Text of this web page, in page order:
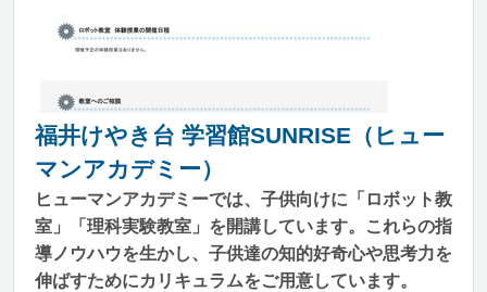
福井けやき台 学習館SUNRISE（ヒュー
マンアカデミー）
ヒューマンアカデミーでは、子供向けに「ロボット教
室」「理科実験教室」を開講しています。これらの指
導ノウハウを生かし、子供達の知的好奇心や思考力を
伸ばすためにカリキュラムをご用意しています。